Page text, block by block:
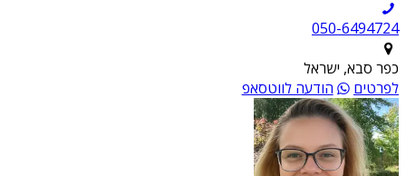
050-6494724
כפר סבא, ישראל
לפרטים
הודעה לווטסאפ